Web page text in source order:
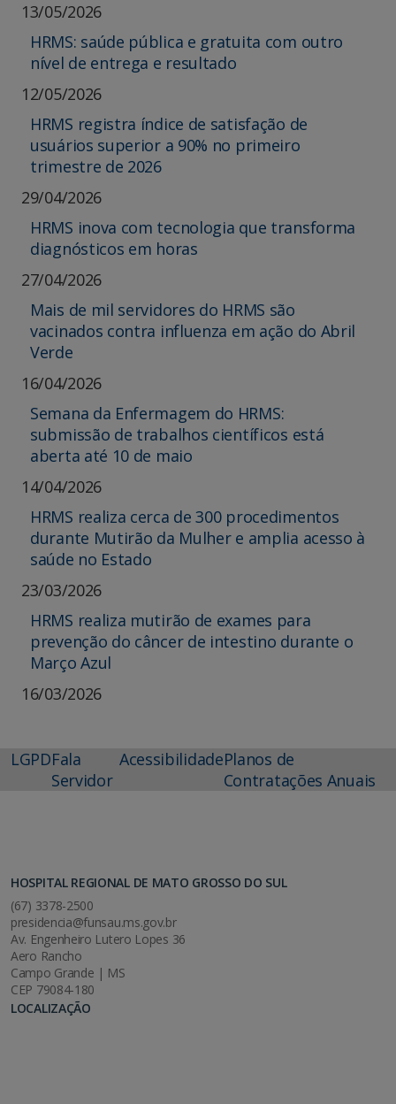
13/05/2026
HRMS: saúde pública e gratuita com outro
nível de entrega e resultado
12/05/2026
HRMS registra índice de satisfação de
usuários superior a 90% no primeiro
trimestre de 2026
29/04/2026
HRMS inova com tecnologia que transforma
diagnósticos em horas
27/04/2026
Mais de mil servidores do HRMS são
vacinados contra influenza em ação do Abril
Verde
16/04/2026
Semana da Enfermagem do HRMS:
submissão de trabalhos científicos está
aberta até 10 de maio
14/04/2026
HRMS realiza cerca de 300 procedimentos
durante Mutirão da Mulher e amplia acesso à
saúde no Estado
23/03/2026
HRMS realiza mutirão de exames para
prevenção do câncer de intestino durante o
Março Azul
16/03/2026
LGPDFala
Servidor
AcessibilidadePlanos de
Contratações Anuais
HOSPITAL REGIONAL DE MATO GROSSO DO SUL
(67) 3378-2500
presidencia@funsau.ms.gov.br
Av. Engenheiro Lutero Lopes 36
Aero Rancho
Campo Grande | MS
CEP 79084-180
LOCALIZAÇÃO